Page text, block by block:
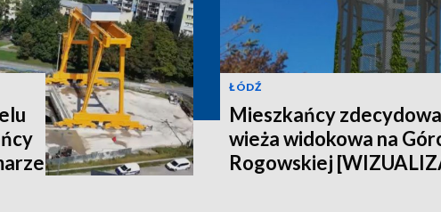
ŁÓDŹ
Mieszkańcy
wieża widokowa na
Rogowskiej